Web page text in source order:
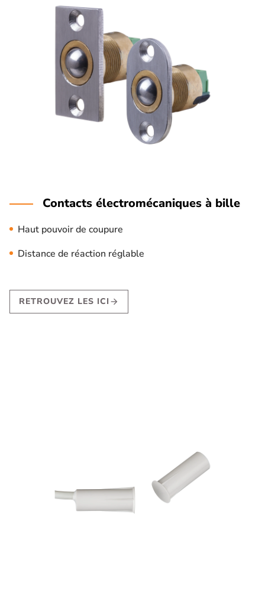
Contacts électromécaniques à bille
Haut pouvoir de coupure
Distance de réaction réglable
RETROUVEZ LES ICIarrow_forward